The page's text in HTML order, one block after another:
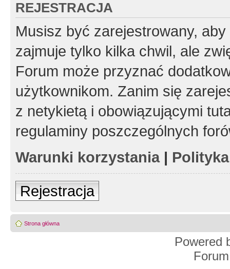
REJESTRACJA
Musisz być zarejestrowany,
zajmuje tylko kilka chwil, ale
Forum może przyznać
użytkownikom. Zanim się
z netykietą i obowiązującymi
regulaminy poszczególnych
Warunki korzystania|
Rejestracja
Strona główna
Powered